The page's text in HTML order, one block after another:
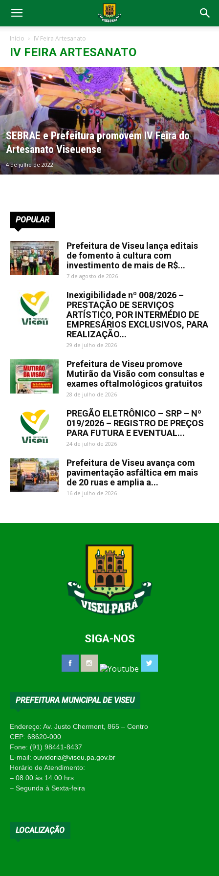
Início IV Feira Artesanato
IV FEIRA ARTESANATO
SEBRAE e Prefeitura promovem IV Feira do
Artesanato Viseuense
4 de julho de 2022
POPULAR
Prefeitura de Viseu lança editais
de fomento à cultura com
investimento de mais de R$...
7 de agosto de 2026
Inexigibilidade nº 008/2026 –
PRESTAÇÃO DE SERVIÇOS
ARTÍSTICO, POR INTERMÉDIO DE
EMPRESÁRIOS EXCLUSIVOS, PARA
REALIZAÇÃO...
29 de julho de 2026
Prefeitura de Viseu promove
Mutirão da Visão com consultas e
exames oftalmológicos gratuitos
28 de julho de 2026
PREGÃO ELETRÔNICO – SRP – Nº
019/2026 – REGISTRO DE PREÇOS
PARA FUTURA E EVENTUAL...
24 de julho de 2026
Prefeitura de Viseu avança com
pavimentação asfáltica em mais
de 20 ruas e amplia a...
16 de julho de 2026
SIGA-NOS
PREFEITURA MUNICIPAL DE VISEU
Endereço: Av. Justo Chermont, 865 – Centro
CEP: 68620-000
Fone: (91) 98441-8437
E-mail: ouvidoria@viseu.pa.gov.br
Horário de Atendimento:
– 08:00 às 14:00 hrs
– Segunda à Sexta-feira
LOCALIZAÇÃO